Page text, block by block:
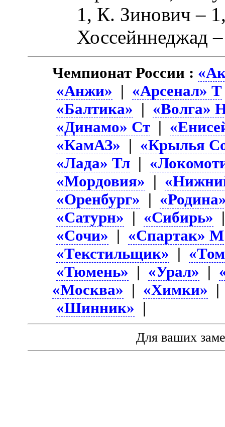
1, К. Зинович –
Хоссейннеджад
Чемпионат России :
«Анжи» | «Арсенал» Т
«Балтика» | «Волга»
«Динамо» Ст |
«КамАЗ» | «Крылья
«Лада» Тл |
«Мордовия» |
«Оренбург» |
«Сатурн» | «Сибирь»
«Сочи» | «Спартак» М
«Текстильщик» |
«Тюмень» | «Урал» |
«Москва» | «Химки»
«Шинник» |
Для ваших